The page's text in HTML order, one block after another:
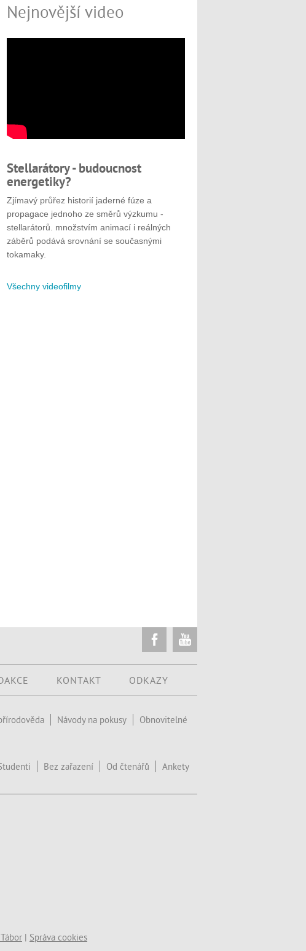
Nejnovější video
Stellarátory - budoucnost
energetiky?
Zjímavý průřez historií jaderné fúze a
propagace jednoho ze směrů výzkumu -
stellarátorů. množstvím animací i reálných
záběrů podává srovnání se současnými
tokamaky.
Všechny videofilmy
KONTAKT ODKAZY
Návody na pokusy
Obnovitelné
Bez zařazení Od čtenářů Ankety
| Správa cookies